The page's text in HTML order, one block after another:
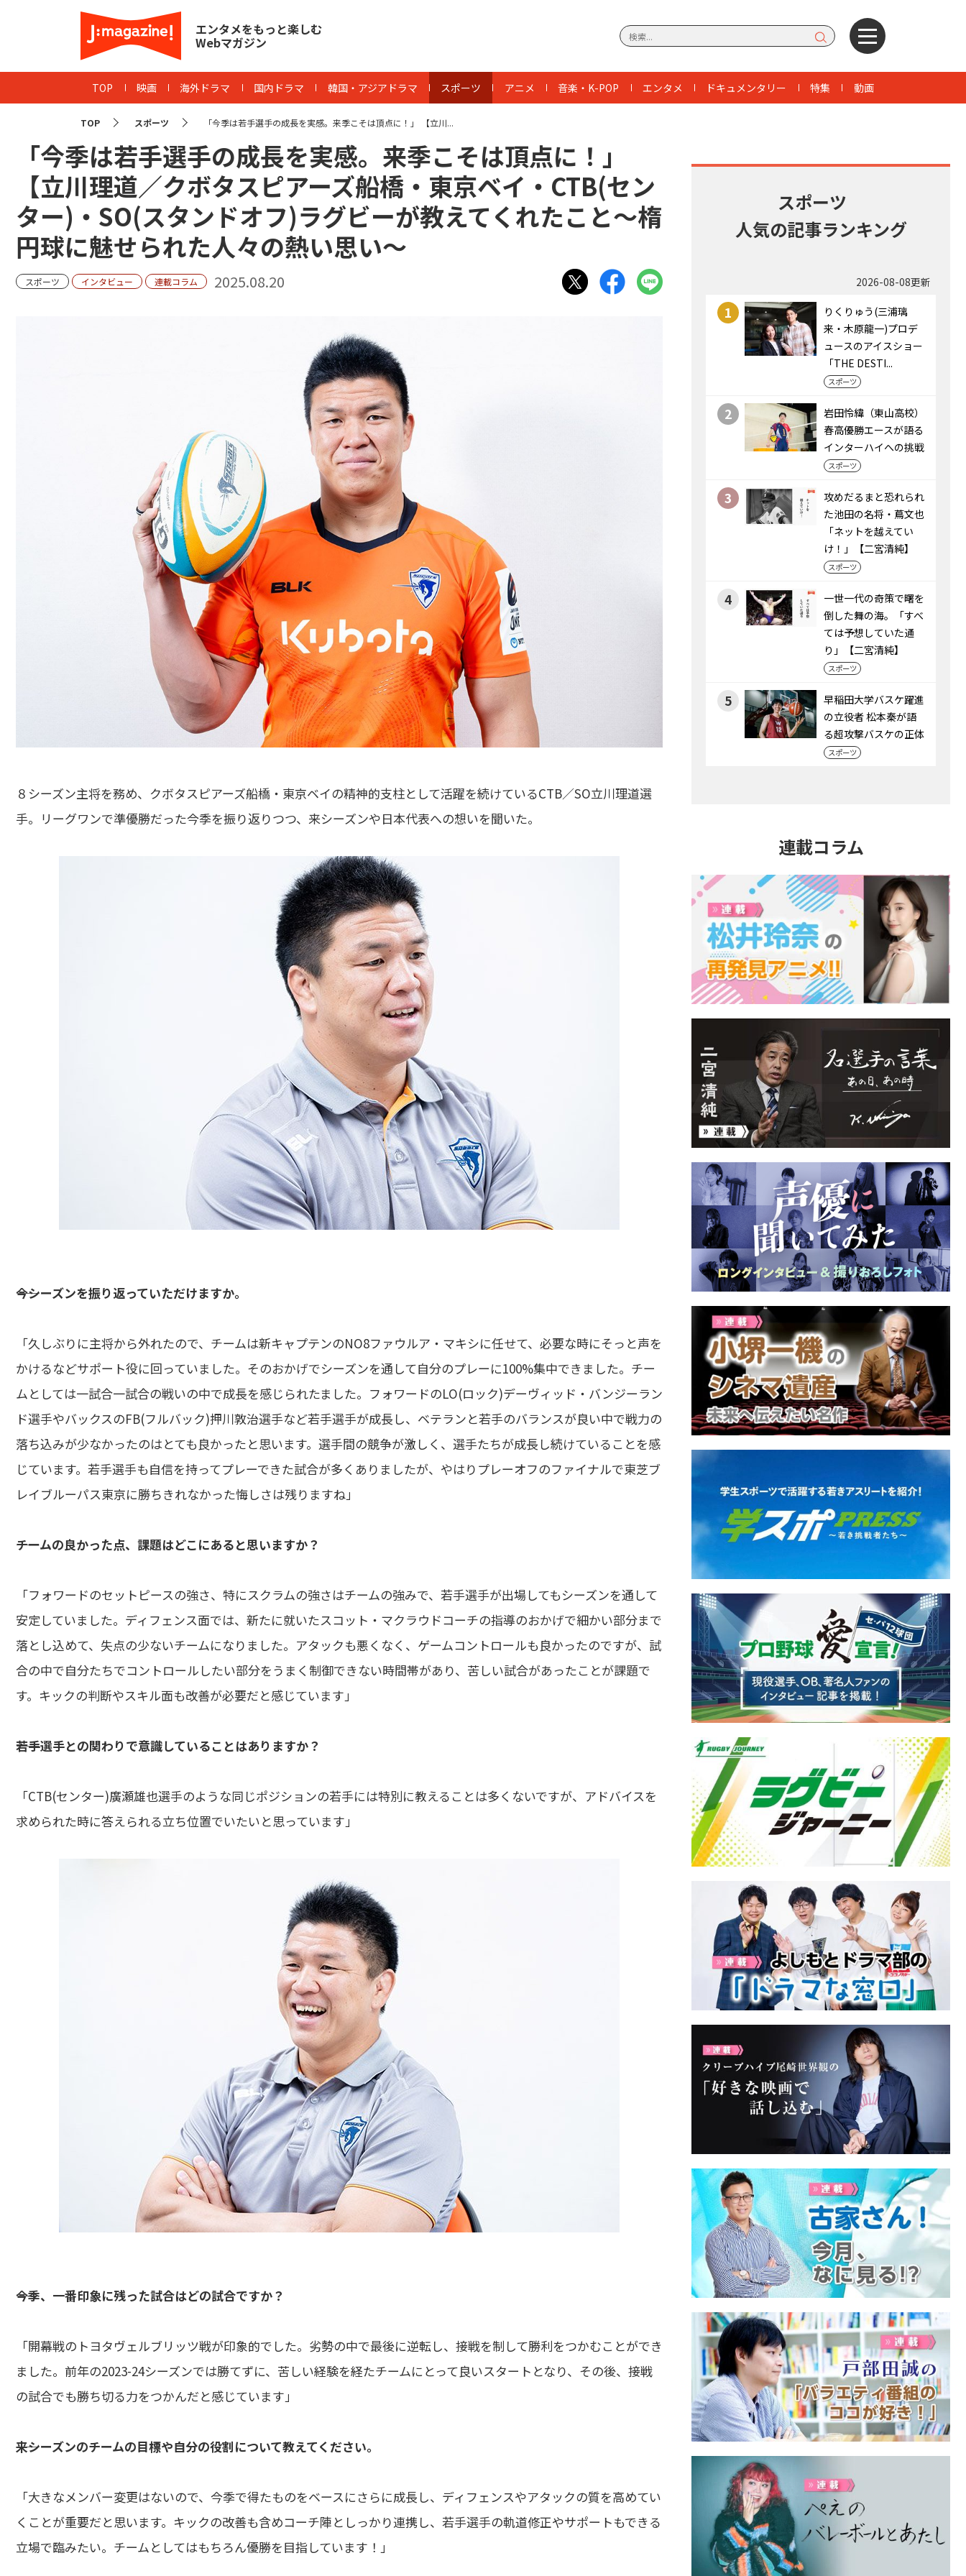
エンタメをもっと楽しむ
Webマガジン
TOP 映画 海外ドラマ 国内ドラマ 韓国・アジアドラマ スポーツ アニメ 音楽・K-POP エンタメ ドキュメンタリー 特集 動画
TOP スポーツ 「今季は若手選手の成長を実感。来季こそは頂点に！」 【立川...
「今季は若手選手の成長を実感。来季こそは頂点に！」
【立川理道／クボタスピアーズ船橋・東京ベイ・CTB(セン
ター)・SO(スタンドオフ)ラグビーが教えてくれたこと～楕
円球に魅せられた人々の熱い思い～
スポーツ インタビュー 連載コラム 2025.08.20
８シーズン主将を務め、クボタスピアーズ船橋・東京ベイの精神的支柱として活躍を続けているCTB／SO立川理道選
手。リーグワンで準優勝だった今季を振り返りつつ、来シーズンや日本代表への想いを聞いた。
――今シーズンを振り返っていただけますか。
「久しぶりに主将から外れたので、チームは新キャプテンのNO8ファウルア・マキシに任せて、必要な時にそっと声を
かけるなどサポート役に回っていました。そのおかげでシーズンを通して自分のプレーに100%集中できました。チー
ムとしては一試合一試合の戦いの中で成長を感じられたました。フォワードのLO(ロック)デーヴィッド・バンジーラン
ド選手やバックスのFB(フルバック)押川敦治選手など若手選手が成長し、ベテランと若手のバランスが良い中で戦力の
落ち込みが少なかったのはとても良かったと思います。選手間の競争が激しく、選手たちが成長し続けていることを感
じています。若手選手も自信を持ってプレーできた試合が多くありましたが、やはりプレーオフのファイナルで東芝ブ
レイブルーパス東京に勝ちきれなかった悔しさは残りますね」
――チームの良かった点、課題はどこにあると思いますか？
「フォワードのセットピースの強さ、特にスクラムの強さはチームの強みで、若手選手が出場してもシーズンを通して
安定していました。ディフェンス面では、新たに就いたスコット・マクラウドコーチの指導のおかげで細かい部分まで
落とし込めて、失点の少ないチームになりました。アタックも悪くなく、ゲームコントロールも良かったのですが、試
合の中で自分たちでコントロールしたい部分をうまく制御できない時間帯があり、苦しい試合があったことが課題で
す。キックの判断やスキル面も改善が必要だと感じています」
――若手選手との関わりで意識していることはありますか？
「CTB(センター)廣瀬雄也選手のような同じポジションの若手には特別に教えることは多くないですが、アドバイスを
求められた時に答えられる立ち位置でいたいと思っています」
――今季、一番印象に残った試合はどの試合ですか？
「開幕戦のトヨタヴェルブリッツ戦が印象的でした。劣勢の中で最後に逆転し、接戦を制して勝利をつかむことができ
ました。前年の2023-24シーズンでは勝てずに、苦しい経験を経たチームにとって良いスタートとなり、その後、接戦
の試合でも勝ち切る力をつかんだと感じています」
――来シーズンのチームの目標や自分の役割について教えてください。
「大きなメンバー変更はないので、今季で得たものをベースにさらに成長し、ディフェンスやアタックの質を高めてい
くことが重要だと思います。キックの改善も含めコーチ陣としっかり連携し、若手選手の軌道修正やサポートもできる
立場で臨みたい。チームとしてはもちろん優勝を目指しています！」
スポーツ
人気の記事ランキング
2026-08-08更新
1
りくりゅう(三浦璃
来・木原龍一)プロデ
ュースのアイスショー
「THE DESTI...
スポーツ
2
岩田怜緯（東山高校）
春高優勝エースが語る
インターハイへの挑戦
スポーツ
3
攻めだるまと恐れられ
た池田の名将・蔦文也
「ネットを越えてい
け！」【二宮清純】
スポーツ
4
一世一代の奇策で曙を
倒した舞の海。「すべ
ては予想していた通
り」【二宮清純】
スポーツ
5
早稲田大学バスケ躍進
の立役者 松本秦が語
る超攻撃バスケの正体
スポーツ
連載コラム